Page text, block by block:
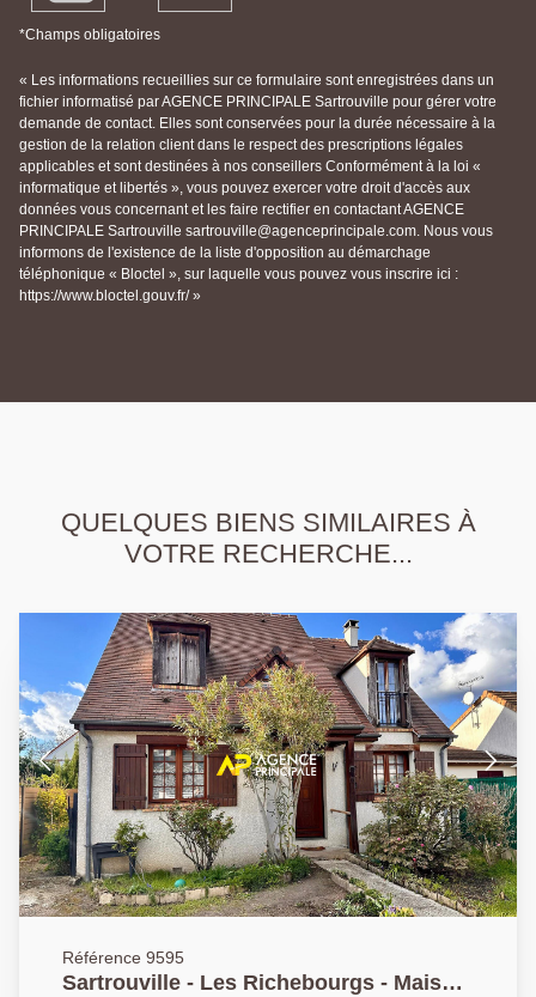
*Champs obligatoires
« Les informations recueillies sur ce formulaire sont enregistrées dans un
fichier informatisé par AGENCE PRINCIPALE Sartrouville pour gérer votre
demande de contact. Elles sont conservées pour la durée nécessaire à la
gestion de la relation client dans le respect des prescriptions légales
applicables et sont destinées à nos conseillers Conformément à la loi «
informatique et libertés », vous pouvez exercer votre droit d'accès aux
données vous concernant et les faire rectifier en contactant AGENCE
PRINCIPALE Sartrouville sartrouville@agenceprincipale.com. Nous vous
informons de l'existence de la liste d'opposition au démarchage
téléphonique « Bloctel », sur laquelle vous pouvez vous inscrire ici :
https://www.bloctel.gouv.fr/ »
QUELQUES BIENS SIMILAIRES À
VOTRE RECHERCHE...
Référence 9595
Sartrouville - Les Richebourgs - Maison